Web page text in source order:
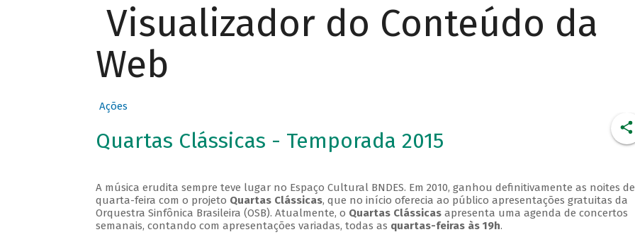
Visualizador do Conteúdo da
Web
Ações
Quartas Clássicas - Temporada 2015
A música erudita sempre teve lugar no Espaço Cultural BNDES. Em 2010, ganhou definitivamente as noites de
quarta-feira com o projeto Quartas Clássicas, que no início oferecia ao público apresentações gratuitas da
Orquestra Sinfônica Brasileira (OSB). Atualmente, o Quartas Clássicasapresenta uma agenda de concertos
semanais, contando com apresentações variadas, todas as quartas-feiras às 19h.